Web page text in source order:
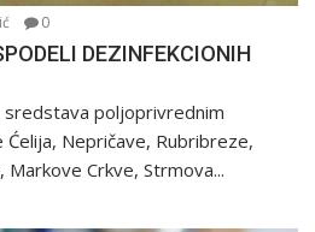
0
DEZINFEKCIONIH
sredstava poljoprivrednim
Nepričave, Rubribreze,
Markove Crkve, Strmova...